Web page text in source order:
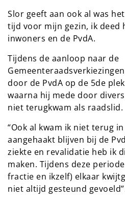
Slor geeft aan ook al was
tijd voor mijn gezin, ik deed
inwoners en de PvdA.
Tijdens de aanloop naar de
door de PvdA op de 5de
waarna hij mede door
niet terugkwam als raadslid.
“Ook al kwam ik niet terug
aangehaakt blijven bij de
ziekte en revalidatie heb ik
maken. Tijdens deze
fractie en ikzelf) elkaar
niet altijd gesteund